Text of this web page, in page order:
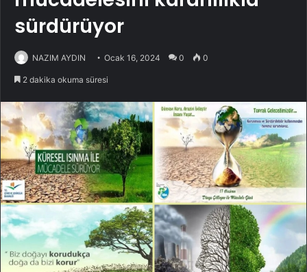
sürdürüyor
NAZIM AYDIN Ocak 16, 2024 0 0
2 dakika okuma süresi